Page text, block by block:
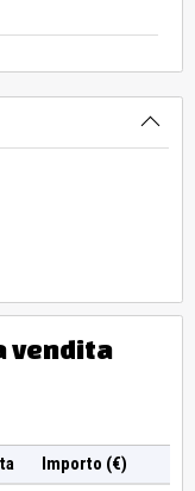
vendita
Importo (€)